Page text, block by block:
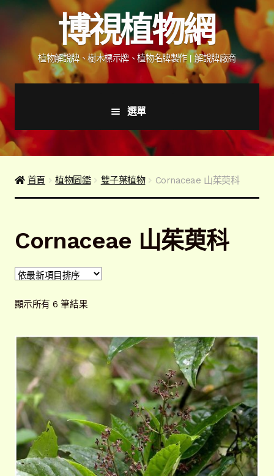
跳
至
列
跳
至
內
容
博視植物網
植物解說牌、樹木標示牌、植物名牌製作 | 解說牌廠商
選單
首頁
產品價格表
下載詢價單
植物圖鑑/標示牌/附件型錄
解說牌規格
選
單
聯絡我們
常見問題
展
開
子
選
單
客戶實績
展
開
子
選
單
首頁 植物圖鑑 雙子葉植物 Cornaceae 山茱萸科
Cornaceae 山茱萸科
顯示所有 6 筆結果依
項
目
排
序